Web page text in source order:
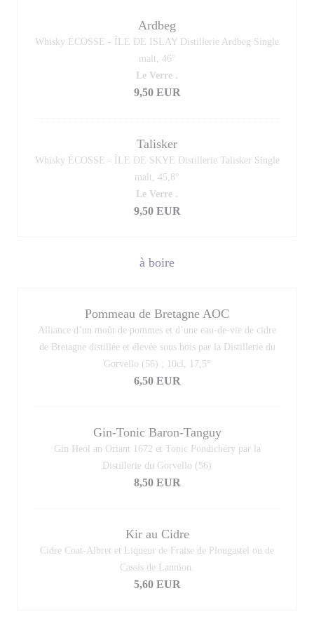
Ardbeg
Whisky ÉCOSSE - ÎLE DE ISLAY Distillerie Ardbeg Single
malt, 46°
9,50 EUR
Le Verre .
Talisker
Whisky ÉCOSSE - ÎLE DE SKYE Distillerie Talisker Single
malt, 45,8°
9,50 EUR
Le Verre .
à boire
Pommeau de Bretagne AOC
Alliance d’un moût de pommes et d’une eau-de-vie de cidre
de Bretagne distillée et élevée sous bois par la Distillerie du
Gorvello (56) ; 10cl, 17,5°
6,50 EUR
Gin-Tonic Baron-Tanguy
Gin Heol an Oriant 1672 et Tonic Pondichéry par la
Distillerie du Gorvello (56)
8,50 EUR
Kir au Cidre
Cidre Coat-Albret et Liqueur de Fraise de Plougastel ou de
Cassis de Lannion.
5,60 EUR